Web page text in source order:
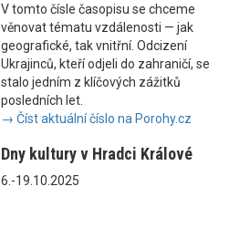
V tomto čísle časopisu se chceme
věnovat tématu vzdálenosti — jak
geografické, tak vnitřní. Odcizení
Ukrajinců, kteří odjeli do zahraničí, se
stalo jedním z klíčových zážitků
posledních let.
→ Číst aktuální číslo na Porohy.cz
Dny kultury v Hradci Králové
6.-19.10.2025